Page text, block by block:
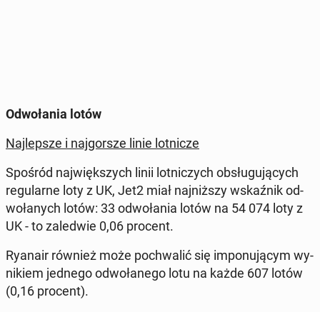
Od­wo­ła­nia lotów
Naj­lep­sze i naj­gor­sze linie lot­ni­cze
Spośród naj­więk­szych linii lot­ni­czych ob­słu­gu­ją­cych
re­gu­lar­ne loty z UK, Jet2 miał naj­niż­szy wskaź­nik od­
wo­ła­nych lotów: 33 od­wo­ła­nia lotów na 54 074 loty z
UK - to za­le­d­wie 0,06 procent.
Ryanair również może po­chwa­lić się im­po­nu­ją­cym wy­
ni­kiem jednego od­wo­ła­ne­go lotu na każde 607 lotów
(0,16 procent).